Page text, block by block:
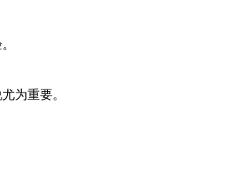
为重要。